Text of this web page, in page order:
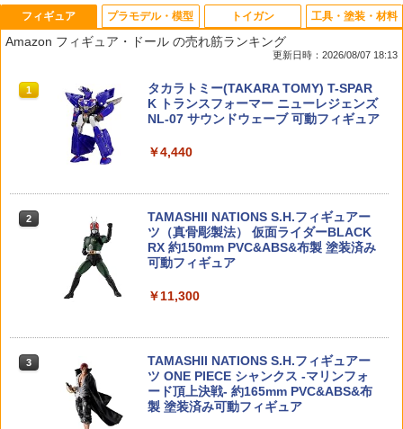
1
1/700 ロシア海軍 航空母艦 アドミラル・
クズネツォフ 【M51】 (プラモデル)
DIYキット
￥6,584
送料無料◆トミカリミテッドヴィンテー
種セット (LV-64c 連続10万Km高速走行
￥6,800
1
【ドリームズ公式】 SMISKI Strap Acce
ssories Series 1 スミスキー ストラップ
アクセサリー シリーズ 1 ブラインドカプ
￥550
ットマスコット 1BOX PVC
￥5,380
￥14,500
1
【エントリー最大10倍＆3％クーポン】
電動ブローバック 10歳以上用 ハイキ
ャパシリーズ用35連ロングスペアマガジ
￥1,078
ネコポス ゆうパケット
￥1,269
サバゲーゴーグル サバゲー ゴーグル タ
クティカル ボレー ゴーグル サバチ バイ
ク エアガン 送料無料
1 アーテック 透明うちわ 白柄 18333
タカラトミー トミカ No．50 三菱 デリ
(オレンジ・イエロー) 95710 ミニ四駆パ
タカラトミー パウ・パトロール ダイキ
フィギュア
Amazon フィギュア・ドール の売れ筋ランキング
更新日時：2026/08/07 18:13
1
タカラトミー(TAKARA TOMY) T-SPAR
K トランスフォーマー ニューレジェンズ
NL-07 サウンドウェーブ 可動フィギュア
￥4,440
2
TAMASHII NATIONS S.H.フィギュアー
ツ（真骨彫製法） 仮面ライダーBLACK
RX 約150mm PVC&ABS&布製 塗装済み
可動フィギュア
￥11,300
3
TAMASHII NATIONS S.H.フィギュアー
ツ ONE PIECE シャンクス -マリンフォ
ード頂上決戦- 約165mm PVC&ABS&布
製 塗装済み可動フィギュア
プラモデル・模型 トイガン 工具・塗装・材料